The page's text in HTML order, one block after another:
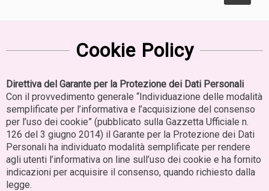
Cookie Policy
Direttiva del Garante per la Protezione dei Dati Personali
Con il provvedimento generale “Individuazione delle modalità
semplificate per l’informativa e l’acquisizione del consenso
per l’uso dei cookie” (pubblicato sulla Gazzetta Ufficiale n.
126 del 3 giugno 2014) il Garante per la Protezione dei Dati
Personali ha individuato modalità semplificate per rendere
agli utenti l’informativa on line sull’uso dei cookie e ha fornito
indicazioni per acquisire il consenso, quando richiesto dalla
legge.